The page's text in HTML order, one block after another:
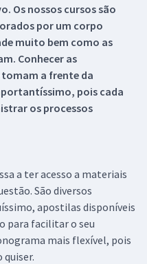
Os nossos cursos são
por um corpo
muito bem como as
Conhecer as
a frente da
pois cada
os processos
a ter acesso a materiais
São diversos
apostilas disponíveis
para facilitar o seu
mais flexível, pois
quiser.